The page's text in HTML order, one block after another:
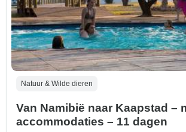
Natuur & Wilde dieren
Van Namibië naar Kaapstad –
accommodaties – 11 dagen